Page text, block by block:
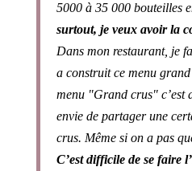
5000 à 35 000 bouteilles
surtout, je veux avoir la
Dans mon restaurant, je
a construit ce menu
menu "Grand crus" c’est
envie de partager une
crus. Même si on a pas
C’est difficile de se faire